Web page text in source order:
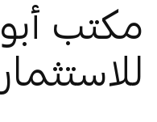
مكتب
للاستثمار